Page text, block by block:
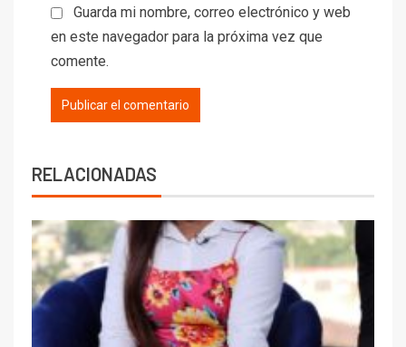
Guarda mi nombre, correo electrónico y web
en este navegador para la próxima vez que
comente.
RELACIONADAS